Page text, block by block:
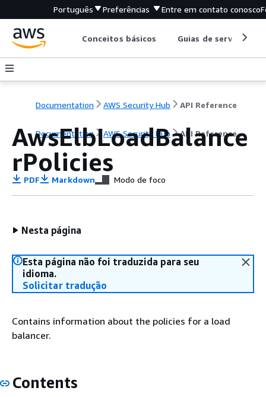
Português Preferências Entre em contato conosco
Conceitos básicos Guias de serviço
Documentation AWS Security Hub API Reference
Documentation AWS Security Hub API Reference
AwsElbLoadBalance
rPolicies
PDF Markdown Modo de foco
Nesta página
Esta página não foi traduzida para seu
idioma.
Solicitar tradução
Contains information about the policies for a load
balancer.
Contents